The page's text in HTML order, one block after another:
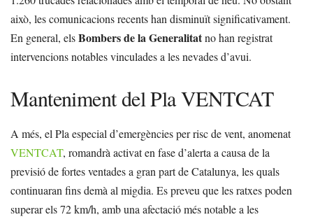
això, les comunicacions recents han disminuït significativament.
En general, elsBombers de la Generalitatno han registrat
intervencions notables vinculades a les nevades d’avui.
Manteniment del Pla VENTCAT
A més, el Pla especial d’emergències per risc de vent, anomenat
VENTCAT, romandrà activat en fase d’alerta a causa de la
previsió de fortes ventades a gran part de Catalunya, les quals
continuaran fins demà al migdia. Es preveu que les ratxes poden
superar els 72 km/h, amb una afectació més notable a les